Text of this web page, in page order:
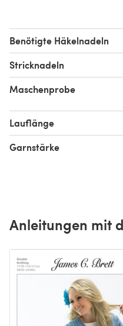
Benötigte Häkelnadeln
Stricknadeln
Maschenprobe
Lauflänge
Garnstärke
Anleitungen mit